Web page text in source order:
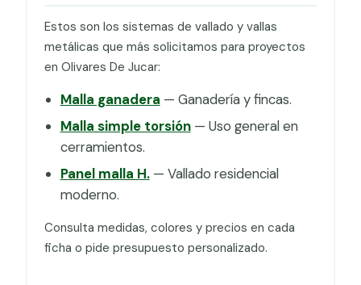
Estos son los sistemas de vallado y vallas
metálicas que más solicitamos para proyectos
en Olivares De Jucar:
Malla ganadera — Ganadería y fincas.
Malla simple torsión— Uso general en
cerramientos.
Panel malla H.— Vallado residencial
moderno.
Consulta medidas, colores y precios en cada
ficha o pide presupuesto personalizado.